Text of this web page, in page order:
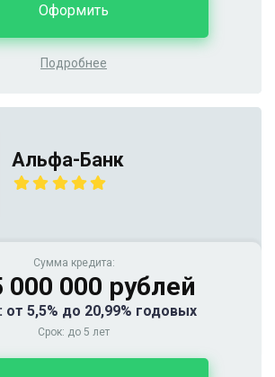
Подробнее
Оформить
Альфа-Банк
Сумма кредита:
000 000 рублей
от 5,5% до 20,99% годовых
Срок: до 5 лет